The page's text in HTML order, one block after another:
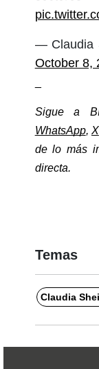
— Claudia
October 8,
Sigue a
WhatsApp, X
de lo más
directa.
Temas
Claudia